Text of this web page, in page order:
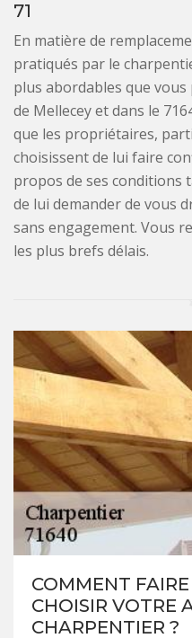
71
En matière de
pratiqués par le
plus abordables que
de Mellecey et dans le
que les propriétaires,
choisissent de lui faire
propos de ses conditions
de lui demander de vous
sans engagement. Vous
les plus brefs délais.
COMMENT
CHOISIR VOTRE
CHARPENTIER ?